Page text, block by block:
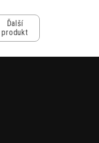
Ďalší
produkt